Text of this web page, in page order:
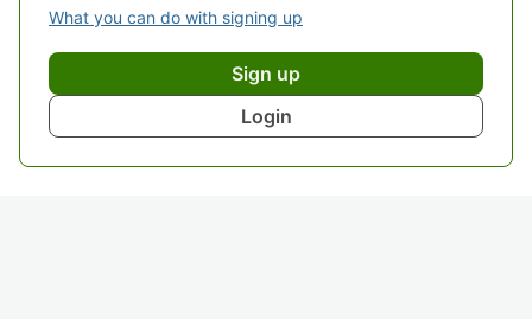
What you can do with signing up
Sign up
Login